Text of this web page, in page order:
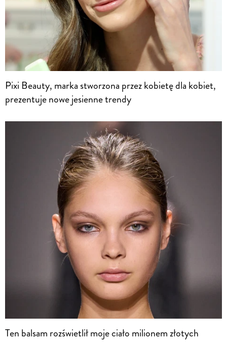
Pixi Beauty, marka stworzona przez kobietę dla kobiet,
prezentuje nowe jesienne trendy
Ten balsam rozświetlił moje ciało milionem złotych